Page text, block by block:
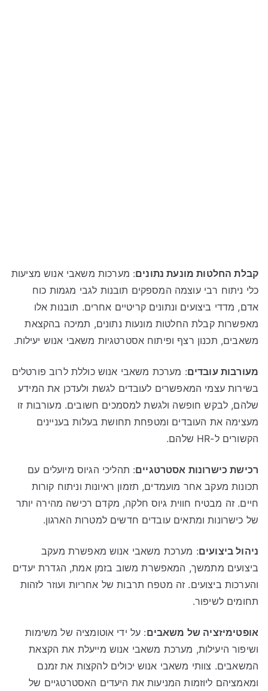
קבלת החלטות מונעת נתונים: מערכות משאבי אנוש מציעות
כלי ניתוח רבי עוצמה המספקים תובנות לגבי מגמות כוח
אדם, מדדי ביצועים ונתונים קריטיים אחרים. תובנות אלו
מאפשרות קבלת החלטות מונעות נתונים, תמיכה בהקצאת
משאבים, תכנון רצף ופיתוח אסטרטגיות משאבי אנוש יעילות.
מעורבות עובדים: מערכת משאבי אנוש כוללת לרוב פורטלים
בשירות עצמי המאפשרים לעובדים לגשת ולעדכן את המידע
שלהם, לבקש חופשה ולגשת למסמכים חשובים. מעורבות זו
מעצימה את העובדים ומטפחת תחושת בעלות בעניינים
הקשורים ל-HR שלהם.
רכישת כישרונות אסטרטגיים: תהליכי הגיוס מיועלים עם
תכונות מעקב אחר מועמדים, תזמון ראיונות וניתוח קורות
חיים. זה מבטיח חווית גיוס חלקה, מקדם רכישה מהירה יותר
של כישרונות ומתאים עובדים חדשים למטרות הארגון.
ניהול ביצועים: מערכת משאבי אנוש מאפשרת מעקב
ביצועים מתמשך, המאפשרת משוב בזמן אמת, הגדרת יעדים
והערכות ביצועים. זה מטפח תרבות של אחריות ועוזר לזהות
תחומים לשיפור.
אופטימיזציה של משאבים: על ידי אוטומציה של משימות
ושיפור היעילות, מערכת משאבי אנוש מייעלת את הקצאת
המשאבים. צוותי משאבי אנוש יכולים להקצות את זמנם
ומאמציהם ליוזמות המניעות את היעדים האסטרטגיים של